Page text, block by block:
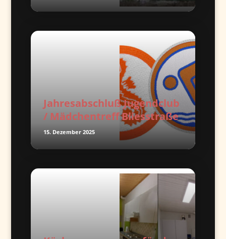
Jahresabschluß Jugendclub
/ Mädchentreff Bliesstraße
15. Dezember 2025